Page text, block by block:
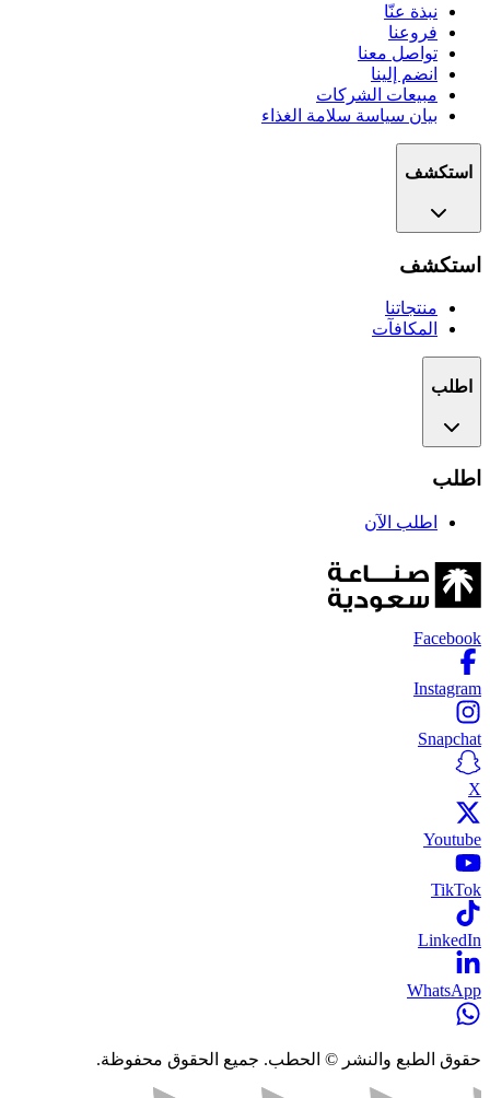
نبذة عنّا
فروعنا
تواصل معنا
انضم إلينا
مبيعات الشركات
بيان سياسة سلامة الغذاء
استكشف
استكشف
منتجاتنا
المكافآت
اطلب
اطلب
اطلب الآن
Facebook
Instagram
Snapchat
X
Youtube
TikTok
LinkedIn
WhatsApp
حقوق الطبع والنشر © الحطب. جميع الحقوق محفوظة.